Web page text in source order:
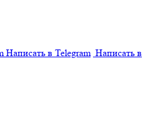
Написать в Telegram Написать в